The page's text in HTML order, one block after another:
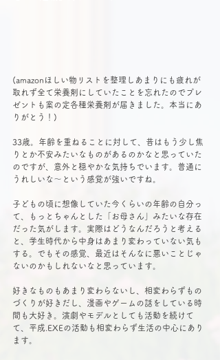
(amazonほしい物リストを整理しあまりにも疲れが
取れず全て栄養剤にしていたことを忘れたのでプレ
ゼントも案の定各種栄養剤が届きました。本当にあ
りがとう！)
33歳。年齢を重ねることに対して、昔はもう少し焦
りとか不安みたいなものがあるのかなと思っていた
のですが、意外と穏やかな気持ちでいます。普通に
うれしいな〜という感覚が強いですね。
子どもの頃に想像していた今くらいの年齢の自分っ
て、もっとちゃんとした「お母さん」みたいな存在
だった気がします。実際はどうなんだろうと考える
と、学生時代から中身はあまり変わっていない気も
する。でもその感覚、最近はそんなに悪いことじゃ
ないのかもしれないなと思っています。
好きなものもあまり変わらないし、相変わらずもの
づくりが好きだし、漫画やゲームの話をしている時
間も大好き。演劇やモデルとしても活動を続けて
て、平成.EXEの活動も相変わらず生活の中心にあり
ます。